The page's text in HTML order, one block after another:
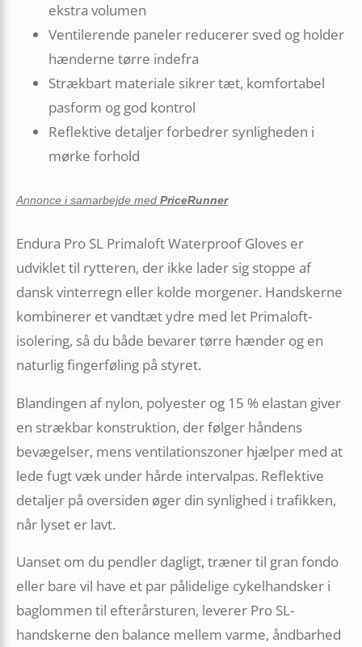
ekstra volumen
Ventilerende paneler reducerer sved og holder
hænderne tørre indefra
Strækbart materiale sikrer tæt, komfortabel
pasform og god kontrol
Reflektive detaljer forbedrer synligheden i
mørke forhold
Annonce i samarbejde med PriceRunner
Endura Pro SL Primaloft Waterproof Gloves er
udviklet til rytteren, der ikke lader sig stoppe af
dansk vinterregn eller kolde morgener. Handskerne
kombinerer et vandtæt ydre med let Primaloft-
isolering, så du både bevarer tørre hænder og en
naturlig fingerføling på styret.
Blandingen af nylon, polyester og 15 % elastan giver
en strækbar konstruktion, der følger håndens
bevægelser, mens ventilationszoner hjælper med at
lede fugt væk under hårde intervalpas. Reflektive
detaljer på oversiden øger din synlighed i trafikken,
når lyset er lavt.
Uanset om du pendler dagligt, træner til gran fondo
eller bare vil have et par pålidelige cykelhandsker i
baglommen til efterårsturen, leverer Pro SL-
handskerne den balance mellem varme, åndbarhed